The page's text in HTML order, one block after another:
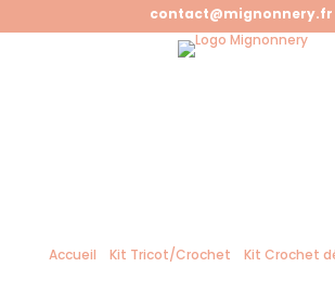
contact@mignonnery.fr
Accueil Kit Tricot/Crochet Kit Crochet
crochet débutant sac Porte Gourde